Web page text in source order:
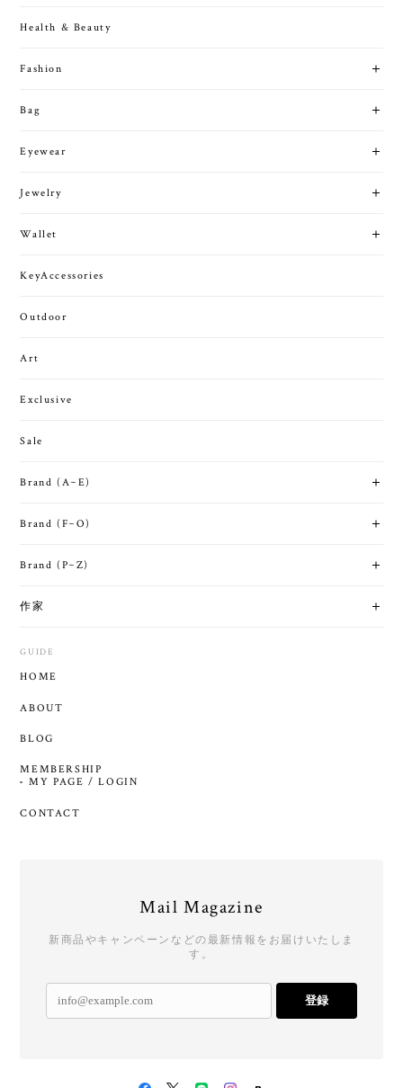
Health & Beauty
Fashion
Bag
Eyewear
Jewelry
Wallet
KeyAccessories
Outdoor
Art
Exclusive
Sale
Brand (A~E)
Brand (F~O)
Brand (P~Z)
作家
GUIDE
HOME
ABOUT
BLOG
MEMBERSHIP
MY PAGE / LOGIN
CONTACT
Mail Magazine
新商品やキャンペーンなどの最新情報をお届けいたしま
す。
登録